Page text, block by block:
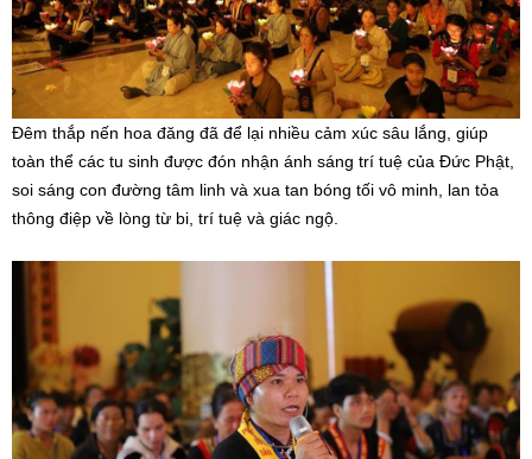
Đêm thắp nến hoa đăng đã để lại nhiều cảm xúc sâu lắng, giúp
toàn thể các tu sinh được đón nhận ánh sáng trí tuệ của Đức Phật,
soi sáng con đường tâm linh và xua tan bóng tối vô minh, lan tỏa
thông điệp về lòng từ bi, trí tuệ và giác ngộ.